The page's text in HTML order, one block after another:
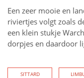
Een zeer mooie en
riviertjes volgt zoals
een klein stukje
dorpjes en daardoor
SITTARD